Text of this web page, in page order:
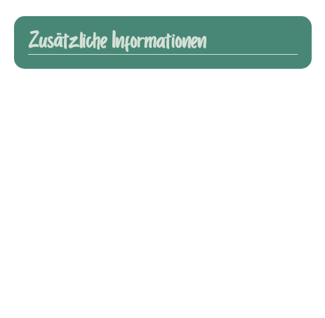
Zusätzliche Informationen